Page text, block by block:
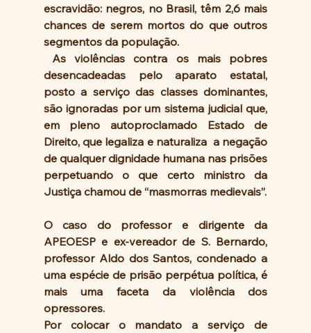
escravidão: negros, no Brasil, têm 2,6 mais
chances de serem mortos do que outros
segmentos da população.
desencadeadas pelo aparato estatal,
posto a serviço das classes dominantes,
são ignoradas por um sistema judicial que,
em pleno autoproclamado Estado de
Direito, que legaliza e naturaliza  a negação
de qualquer dignidade humana nas prisões
perpetuando o que certo ministro da
Justiça chamou de “masmorras medievais”.
O caso do professor e dirigente da
APEOESP e ex-vereador de S. Bernardo,
professor Aldo dos Santos, condenado a
uma espécie de prisão perpétua política, é
mais uma faceta da violência dos
opressores.
Por colocar o mandato a serviço de